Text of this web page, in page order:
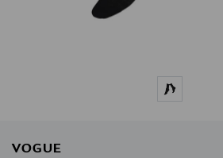
VOGUE